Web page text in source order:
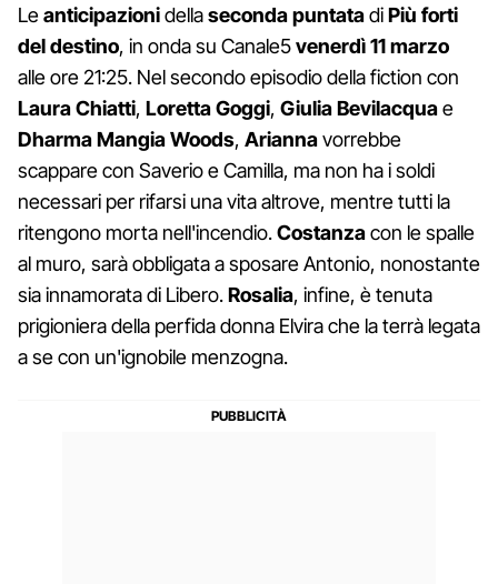
Leanticipazionidellaseconda puntatadiPiù forti
del destino, in onda su Canale5venerdì 11 marzo
alle ore 21:25. Nel secondo episodio della fiction con
Laura Chiatti, Loretta Goggi, Giulia Bevilacquae
Dharma Mangia Woods, Ariannavorrebbe
scappare con Saverio e Camilla, ma non ha i soldi
necessari per rifarsi una vita altrove, mentre tutti la
ritengono morta nell'incendio.Costanzacon le spalle
al muro, sarà obbligata a sposare Antonio, nonostante
sia innamorata di Libero.Rosalia, infine, è tenuta
prigioniera della perfida donna Elvira che la terrà legata
a se con un'ignobile menzogna.